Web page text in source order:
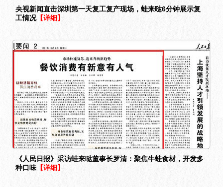
央视新闻直击深圳第一天复工复产现场，蛙来哒6分钟展示复
工情况【详细】
《人民日报》采访蛙来哒董事长罗清：聚焦牛蛙食材，开发多
种口味 【详细】